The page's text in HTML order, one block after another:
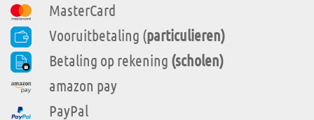
MasterCard
Vooruitbetaling (particulieren)
Betaling op rekening (scholen)
amazon pay
PayPal